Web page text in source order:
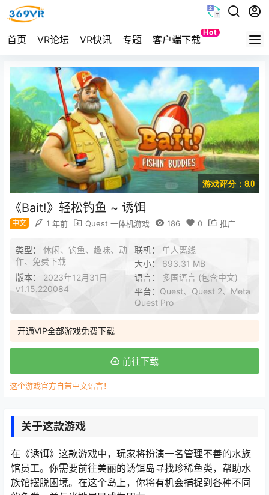
首页 VR论坛 VR快讯 专题 客户端下载
Hot
Quest
游戏评分：8.0
《Bait!》轻松钓鱼 ~ 诱饵
中文 1 年前 Quest 一体机游戏 186 0 推广
类型： 休闲、钓鱼、趣味、动
作、免费下载
联机： 单人离线
大小： 693.31 MB
版本： 2023年12月31日
v1.15.220084
语言： 多国语言 (包含中文)
平台： Quest、Quest 2、Meta
Quest Pro
开通VIP全部游戏免费下载
前往下载
这个游戏官方自带中文语言！
关于这款游戏
在《诱饵》这款游戏中，玩家将扮演一名管理不善的水族
馆员工。你需要前往美丽的诱饵岛寻找珍稀鱼类，帮助水
族馆摆脱困境。在这个岛上，你将有机会捕捉到各种不同